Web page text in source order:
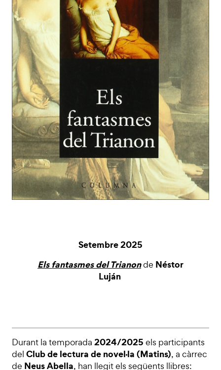
Setembre 2025
Els fantasmes del Trianonde Néstor
Luján
Durant la temporada 2024/2025 els participants
del Club de lectura de novel·la (Matins), a càrrec
de Neus Abella, han llegit els següents llibres: